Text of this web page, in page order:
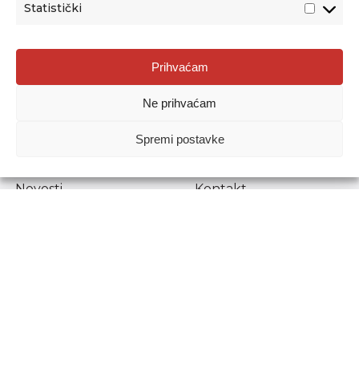
Statistički
Prihvaćam
Ne prihvaćam
Spremi postavke
Agencija za odgoj i obrazovanje
Donje Svetice 38, 10000 Zagreb
1778129
Prenošenje sadržaja dopušteno je uz navođenje izvora.
Novosti
Kontakt